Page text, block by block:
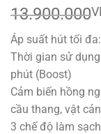
dựa trên
đánh giá
13.900.000
Áp suất hút tối
Thời gian sử
phút (Boost)
Cảm biến hồng
cầu thang, vật cản
3 chế độ làm